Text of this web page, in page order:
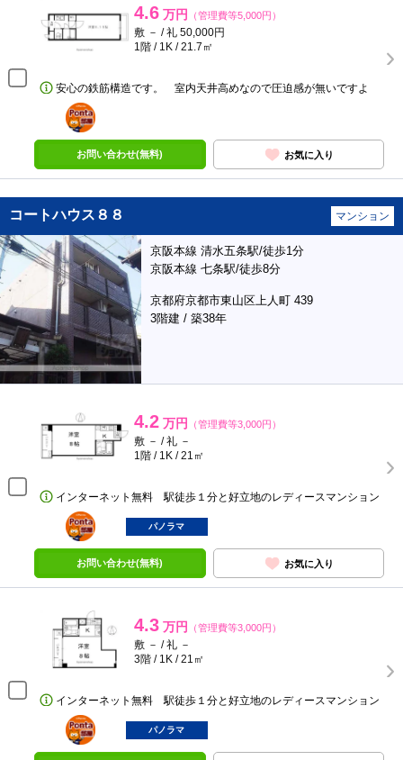
4.6 万円 （管理費等5,000円）
敷 － / 礼 50,000円
1階 / 1K / 21.7㎡
安心の鉄筋構造です。 室内天井高めなので圧迫感が無いですよ
ポンタ
部屋
お問い合わせ(無料) お気に入り
コートハウス８８ マンション
京阪本線 清水五条駅/徒歩1分
京阪本線 七条駅/徒歩8分
京都府京都市東山区上人町 439
3階建 / 築38年
4.2 万円 （管理費等3,000円）
敷 － / 礼 －
1階 / 1K / 21㎡
インターネット無料 駅徒歩１分と好立地のレディースマンション
ポンタ
部屋
パノラマ
お問い合わせ(無料) お気に入り
4.3 万円 （管理費等3,000円）
敷 － / 礼 －
3階 / 1K / 21㎡
インターネット無料 駅徒歩１分と好立地のレディースマンション
ポンタ
部屋
パノラマ